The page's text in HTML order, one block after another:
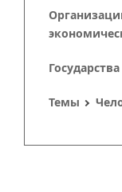
Государства
Темы